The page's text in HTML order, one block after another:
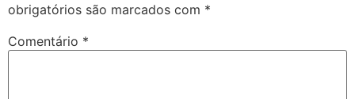
obrigatórios são marcados com *
Comentário *